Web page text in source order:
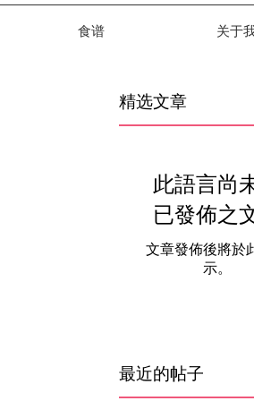
食谱 关于
精选文章
此語言尚
已發佈之
文章發佈後將於
示。
最近的帖子